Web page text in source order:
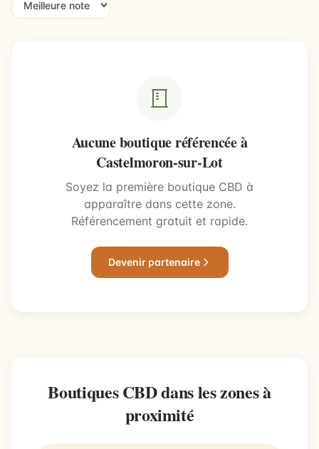
Aucune boutique référencée à
Castelmoron-sur-Lot
Soyez la première boutique CBD à
apparaître dans cette zone.
Référencement gratuit et rapide.
Devenir partenaire
Boutiques CBD dans les zones à
proximité